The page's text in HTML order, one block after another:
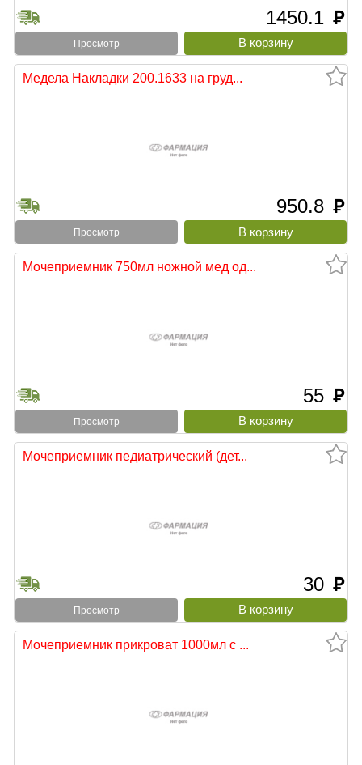
1450.1 руб
Просмотр
Медела Накладки 200.1633 на груд...
950.8 руб
Просмотр
Мочеприемник 750мл ножной мед од...
55 руб
Просмотр
Мочеприемник педиатрический (дет...
30 руб
Просмотр
Мочеприемник прикроват 1000мл с ...